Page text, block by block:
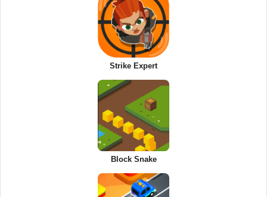
Strike Expert
Block Snake